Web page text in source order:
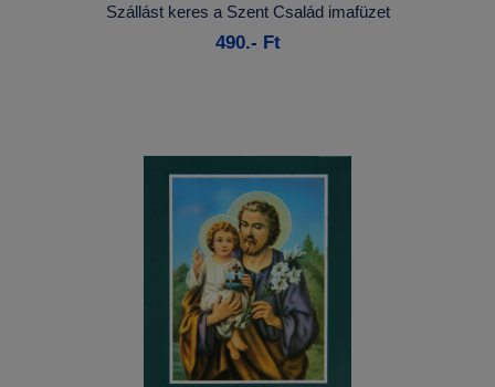
Kosárba
Szállást keres a Szent Család imafüzet
490.- Ft